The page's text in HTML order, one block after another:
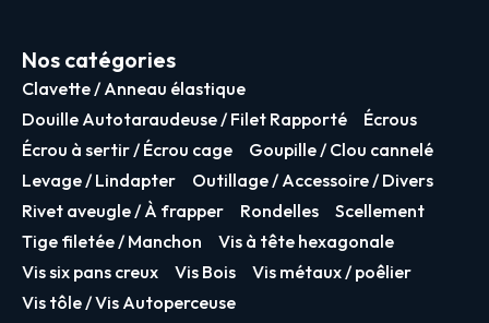
Nos catégories
Clavette / Anneau élastique
Douille Autotaraudeuse / Filet Rapporté
Écrous
Écrou à sertir / Écrou cage
Goupille / Clou cannelé
Levage / Lindapter
Outillage / Accessoire / Divers
Rivet aveugle / À frapper
Rondelles
Scellement
Tige filetée / Manchon
Vis à tête hexagonale
Vis six pans creux
Vis Bois
Vis métaux / poêlier
Vis tôle / Vis Autoperceuse